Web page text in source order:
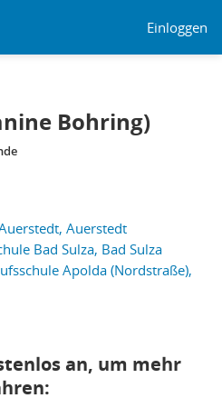
Einloggen
Bohring)
Auerstedt
Bad Sulza, Bad Sulza
Apolda (Nordstraße),
an, um mehr